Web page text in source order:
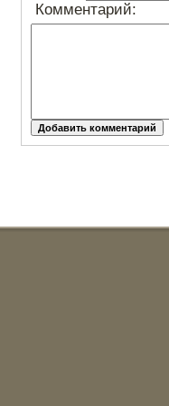
Комментарий: